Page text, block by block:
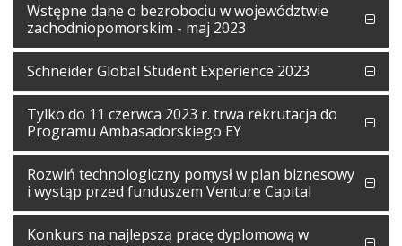
Wstępne dane o bezrobociu w województwie
zachodniopomorskim - maj 2023
Schneider Global Student Experience 2023
Tylko do 11 czerwca 2023 r. trwa rekrutacja do
Programu Ambasadorskiego EY
Rozwiń technologiczny pomysł w plan biznesowy
i wystąp przed funduszem Venture Capital
Konkurs na najlepszą pracę dyplomową w